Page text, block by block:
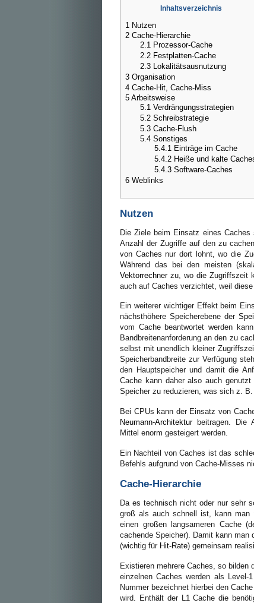
Inhaltsverzeichnis
1 Nutzen
2 Cache-Hierarchie
2.1 Prozessor-Cache
2.2 Festplatten-Cache
2.3 Lokalitätsausnutzung
3 Organisation
4 Cache-Hit, Cache-Miss
5 Arbeitsweise
5.1 Verdrängungsstrategien
5.2 Schreibstrategie
5.3 Cache-Flush
5.4 Sonstiges
5.4.1 Einträge im Cache
5.4.2 Heiße und kalte
5.4.3 Software-Caches
6 Weblinks
Nutzen
Die Ziele beim Einsatz eines Caches
Anzahl der Zugriffe auf den zu
von Caches nur dort lohnt, wo die
Während das bei den meisten
Vektorrechnerzu, wo die Zugriffszeit
auch auf Caches verzichtet, weil
Ein weiterer wichtiger Effekt beim
nächsthöhere Speicherebene der
vom Cache beantwortet werden
Bandbreitenanforderung an den zu
selbst mit unendlich kleiner
Speicherbandbreite zur Verfügung
den Hauptspeicher und damit die
Cache kann daher also auch
Speicher zu reduzieren, was sich z.
Bei CPUs kann der Einsatz von
Neumann-Architekturbeitragen. Die
Mittel enorm gesteigert werden.
Ein Nachteil von Caches ist das
Befehls aufgrund von Cache-Misses
Cache-Hierarchie
Da es technisch nicht oder nur sehr
groß als auch schnell ist, kann man
einen großen langsameren Cache
cachende Speicher). Damit kann man
(wichtig für Hit-Rate) gemeinsam
Existieren mehrere Caches, so bilden
einzelnen Caches werden als
Nummer bezeichnet hierbei den
wird. Enthält der L1 Cache die